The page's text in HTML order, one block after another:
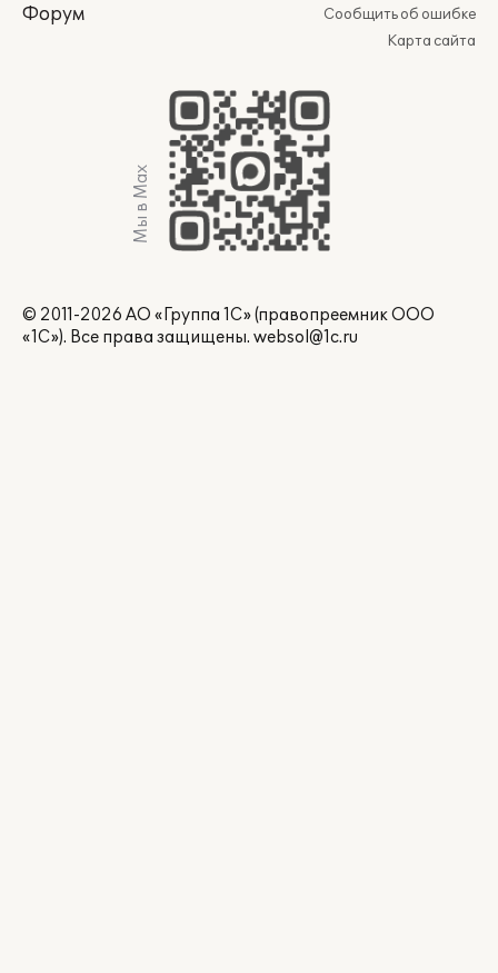
Форум
Сообщить об ошибке
Карта сайта
Мы в Max
© 2011-2026 АО «Группа 1С» (правопреемник ООО
«1С»). Все права защищены. websol@1c.ru